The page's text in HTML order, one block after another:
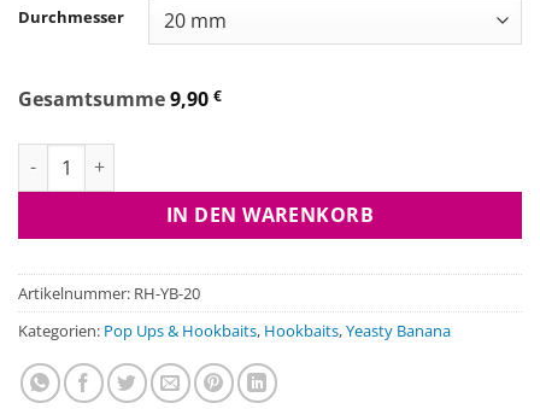
Durchmesser
Gesamtsumme9,90 €
Resistant Hookbaits - Yeasty Banana Menge
IN DEN WARENKORB
Artikelnummer: RH-YB-20
Kategorien: Pop Ups & Hookbaits, Hookbaits,Yeasty Banana